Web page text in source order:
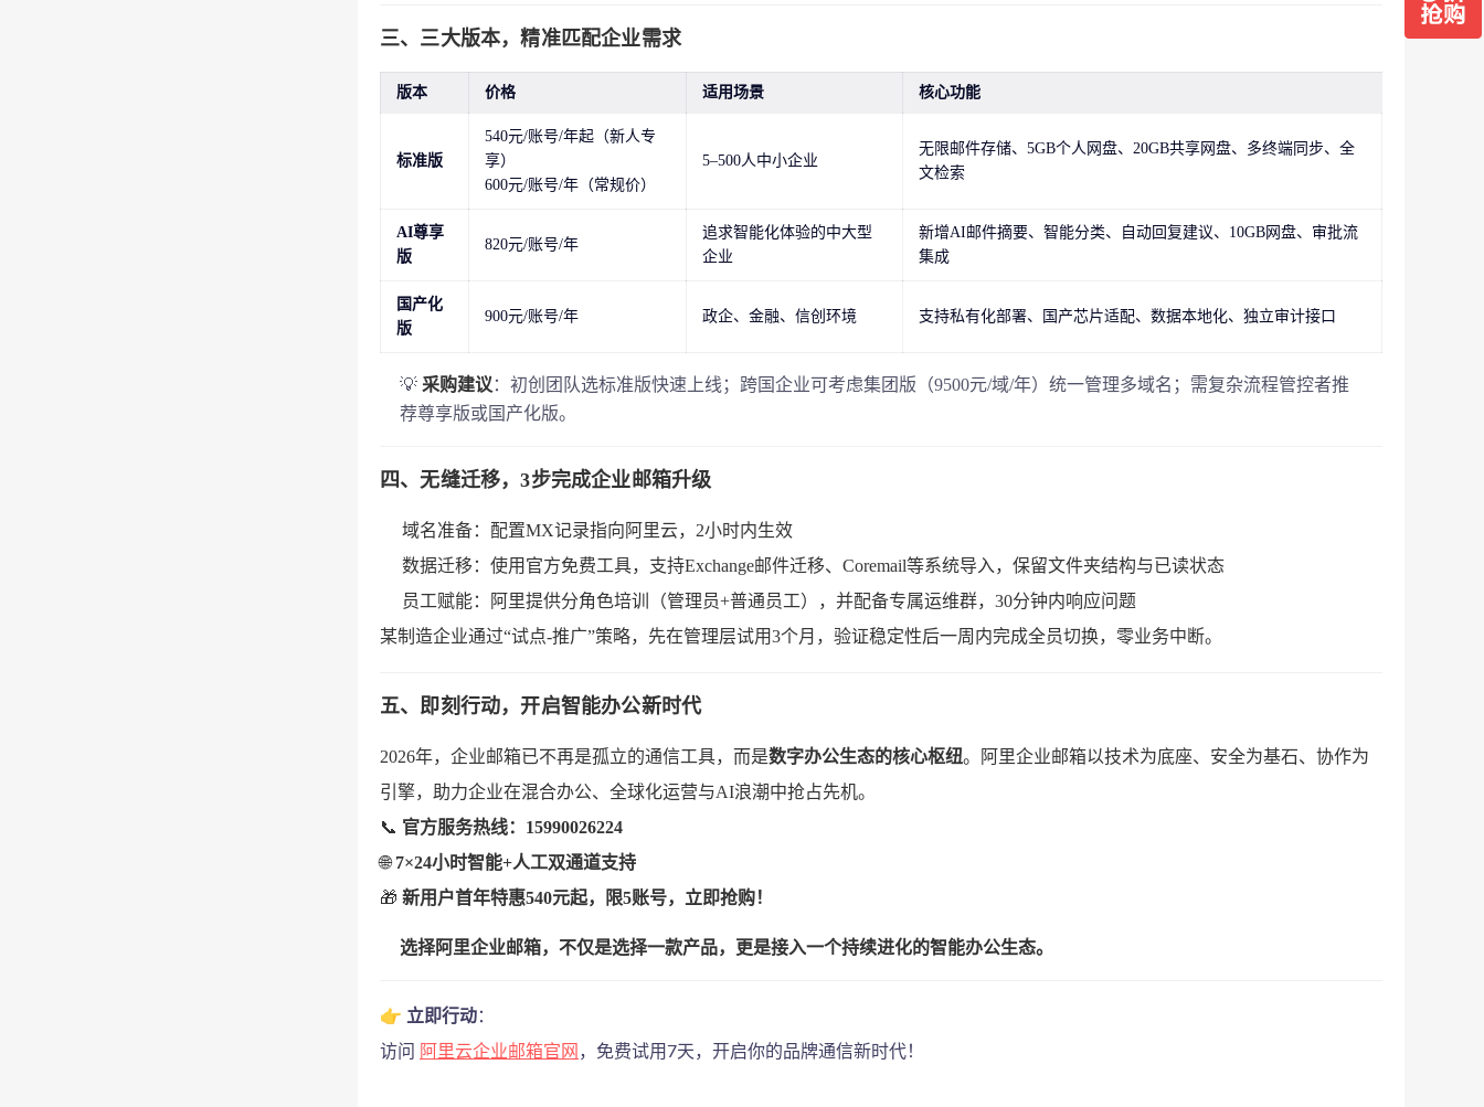
三、三大版本，精准匹配企业需求
版本 价格 适用场景 核心功能
标准版
540元/账号/年起（新人专
享）
600元/账号/年（常规价）
5–500人中小企业
无限邮件存储、5GB个人网盘、20GB共享网盘、多终端同步、全
文检索
AI尊享
版
820元/账号/年
追求智能化体验的中大型
企业
新增AI邮件摘要、智能分类、自动回复建议、10GB网盘、审批流
集成
国产化
版
900元/账号/年 政企、金融、信创环境 支持私有化部署、国产芯片适配、数据本地化、独立审计接口
💡 采购建议 ：初创团队选标准版快速上线；跨国企业可考虑集团版（9500元/域/年）统一管理多域名；需复杂流程管控者推
荐尊享版或国产化版。
四、无缝迁移，3步完成企业邮箱升级
域名准备：配置MX记录指向阿里云，2小时内生效
数据迁移：使用官方免费工具，支持Exchange邮件迁移、Coremail等系统导入，保留文件夹结构与已读状态
员工赋能：阿里提供分角色培训（管理员+普通员工），并配备专属运维群， 30分钟内响应问题
某制造企业通过“试点-推广”策略，先在管理层试用3个月，验证稳定性后一周内完成全员切换，零业务中断。
五、即刻行动，开启智能办公新时代
2026年，企业邮箱已不再是孤立的通信工具，而是数字办公生态的核心枢纽。阿里企业邮箱以技术为底座、安全为基石、协作为
引擎，助力企业在混合办公、全球化运营与AI浪潮中抢占先机。
📞 官方服务热线：15990026224
🌐 7×24小时智能+人工双通道支持
🎁 新用户首年特惠540元起，限5账号，立即抢购！
选择阿里企业邮箱，不仅是选择一款产品，更是接入一个持续进化的智能办公生态。
👉 立即行动：
访问
阿里云企业邮箱官网 ，免费试用7天，开启你的品牌通信新时代！